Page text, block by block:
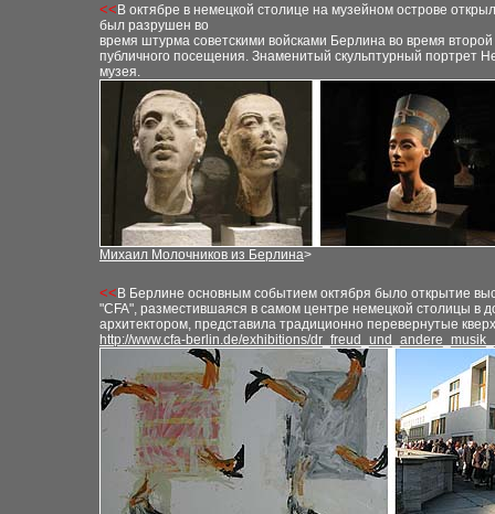
<< В октябре в немецкой столице на музейном острове
был разрушен во
время штурма советскими войсками Берлина во время
публичного посещения. Знаменитый скульптурный портрет
музея.
Михаил Молочников из Берлина>
<< В Берлине основным событием октября было открытие
"CFA", разместившаяся в самом центре немецкой столицы
архитектором, представила традиционно перевернутые
http://www.cfa-berlin.de/exhibitions/